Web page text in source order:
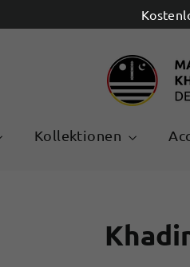
Kollektionen